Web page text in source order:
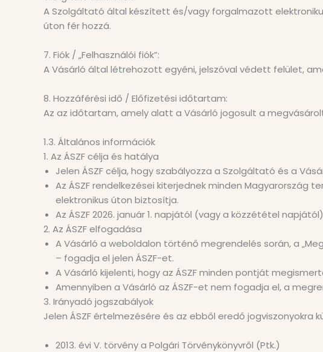
A Szolgáltató által készített és/vagy forgalmazott
úton fér hozzá.
7. Fiók / „Felhasználói fiók”:
A Vásárló által létrehozott egyéni, jelszóval védett felület,
8. Hozzáférési idő / Előfizetési időtartam:
Az az időtartam, amely alatt a Vásárló jogosult a
1.3. Általános információk
1. Az ÁSZF célja és hatálya
Jelen ÁSZF célja, hogy szabályozza a Szolgáltató és a
Az ÁSZF rendelkezései kiterjednek minden Magyarország
elektronikus úton biztosítja.
Az ÁSZF 2026. január 1. napjától (vagy a közzététel
2. Az ÁSZF elfogadása
A Vásárló a weboldalon történő megrendelés során, a
– fogadja el jelen ÁSZF-et.
A Vásárló kijelenti, hogy az ÁSZF minden pontját
Amennyiben a Vásárló az ÁSZF-et nem fogadja el, a
3. Irányadó jogszabályok
Jelen ÁSZF értelmezésére és az ebből eredő jogviszonyokra
2013. évi V. törvény a Polgári Törvénykönyvről (Ptk.)